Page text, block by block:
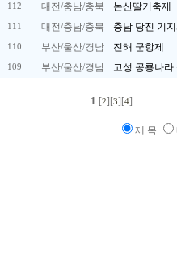
112 대전/충남/충북 논산딸기축제
111 대전/충남/충북 충남 당진 기
110 부산/울산/경남 진해 군항제
109 부산/울산/경남 고성 공룡나라
1 [2][3][4]
제 목